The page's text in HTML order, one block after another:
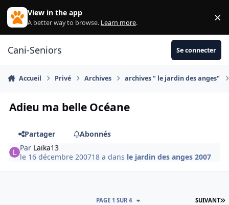
Aller au contenu
View in the app
A better way to browse. Learn more. ×
Cani-Seniors Se connecter
Accueil Privé Archives archives " le jardin des anges"
Adieu ma belle Océane
Partager
Abonnés
Par Laïka13
le 16 décembre 200718 a dans le jardin des anges 2007
SUIVANT
PAGE 1 SUR 4